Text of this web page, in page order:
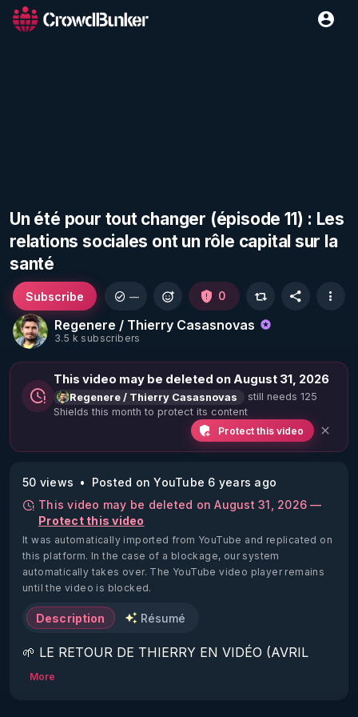
Un été pour tout changer (épisode 11) : Les
relations sociales ont un rôle capital sur la
santé
Regenere / Thierry Casasnovas
3.5 k subscribers
Subscribe — 0
This video may be deleted on August 31, 2026
Regenere / Thierry Casasnovas
still needs 125
Shields this month to protect its content
Protect this video
50 views
Posted on YouTube 6 years ago
This video may be deleted on August 31, 2026 —
Protect this video
It was automatically imported from YouTube and replicated on
this platform. In the case of a blockage, our system
automatically takes over. The YouTube video player remains
until the video is blocked.
Description Résumé
🌱 LE RETOUR DE THIERRY EN VIDÉO (AVRIL
2022)!
More